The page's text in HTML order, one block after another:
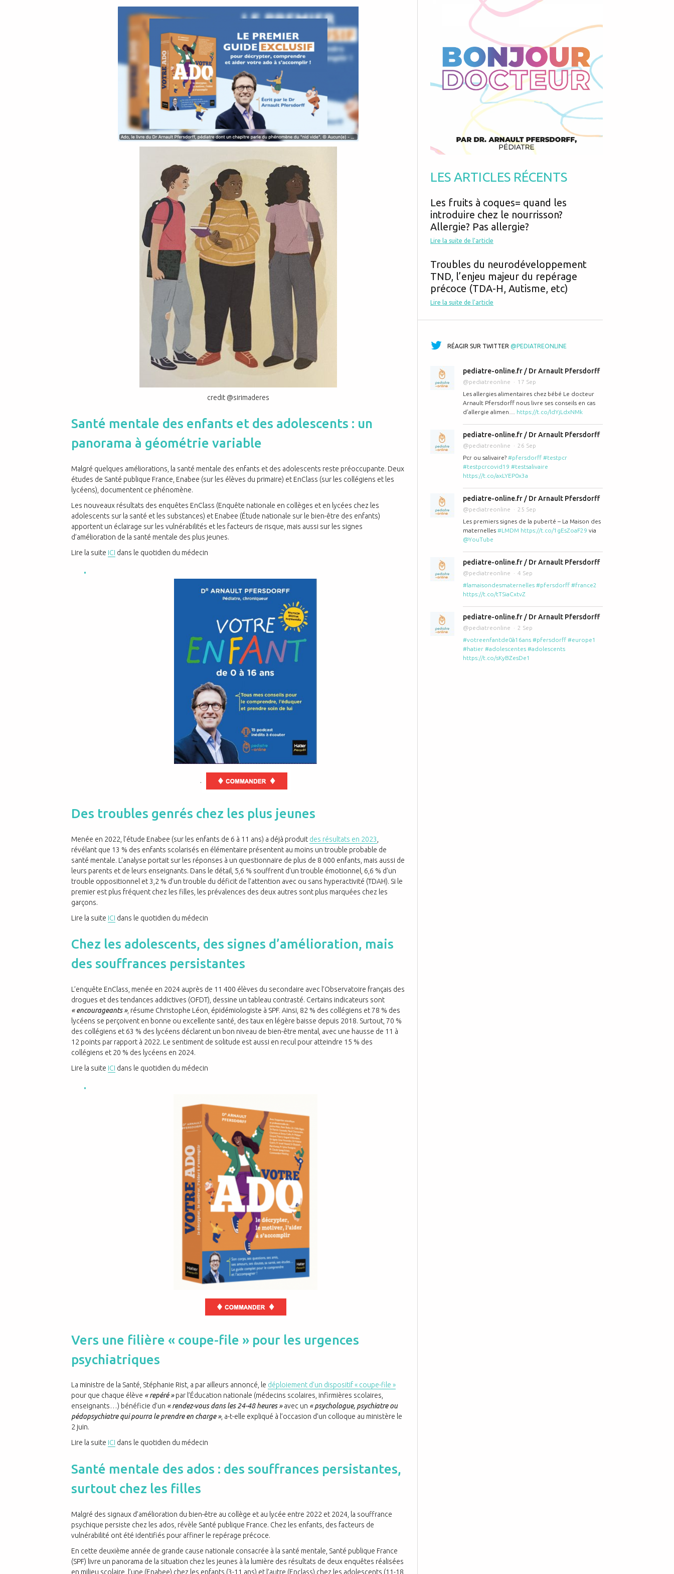
Asthme
Chirurgie
Comportement
Développement
Génétique
Grossesse
Handicap
Hygiène
Prématurés
Protection enfance
psychologie
Urgences
Vision
Voyages
credit @sirimaderes
Santé mentale des enfants et des adolescents : un
panorama à géométrie variable
Malgré quelques améliorations, la santé mentale des enfants et des adolescents reste préoccupante. Deux
études de Santé publique France, Enabee (sur les élèves du primaire) et EnClass (sur les collégiens et les
lycéens), documentent ce phénomène.
Les nouveaux résultats des enquêtes EnClass (Enquête nationale en collèges et en lycées chez les
adolescents sur la santé et les substances) et Enabee (Étude nationale sur le bien-être des enfants)
apportent un éclairage sur les vulnérabilités et les facteurs de risque, mais aussi sur les signes
d’amélioration de la santé mentale des plus jeunes.
Lire la suite ICI dans le quotidien du médecin
.
Des troubles genrés chez les plus jeunes
Menée en 2022, l’étude Enabee (sur les enfants de 6 à 11 ans) a déjà produit des résultats en 2023
révélant que 13 % des enfants scolarisés en élémentaire présentent au moins un trouble probable de
santé mentale. L’analyse portait sur les réponses à un questionnaire de plus de 8 000 enfants, mais aussi de
leurs parents et de leurs enseignants. Dans le détail, 5,6 % souffrent d’un trouble émotionnel, 6,6 % d’un
trouble oppositionnel et 3,2 % d’un trouble du déficit de l’attention avec ou sans hyperactivité (TDAH). Si le
premier est plus fréquent chez les filles, les prévalences des deux autres sont plus marquées chez les
garçons.
Lire la suite ICI dans le quotidien du médecin
Chez les adolescents, des signes d’amélioration, mais
des souffrances persistantes
L’enquête EnClass, menée en 2024 auprès de 11 400 élèves du secondaire avec l’Observatoire français des
drogues et des tendances addictives (OFDT), dessine un tableau contrasté. Certains indicateurs sont
« encourageants », résume Christophe Léon, épidémiologiste à SPF. Ainsi, 82 % des collégiens et 78 % des
lycéens se perçoivent en bonne ou excellente santé, des taux en légère baisse depuis 2018. Surtout, 70 %
des collégiens et 63 % des lycéens déclarent un bon niveau de bien-être mental, avec une hausse de 11 à
12 points par rapport à 2022. Le sentiment de solitude est aussi en recul pour atteindre 15 % des
collégiens et 20 % des lycéens en 2024.
Lire la suite ICI dans le quotidien du médecin
Vers une filière « coupe-file » pour les urgences
psychiatriques
La ministre de la Santé, Stéphanie Rist, a par ailleurs annoncé, le déploiement d’un dispositif « coupe-file »
pour que chaque élève « repéré »par l’Éducation nationale (médecins scolaires, infirmières scolaires,
enseignants…) bénéficie d’un « rendez-vous dans les 24-48 heures »avec un « psychologue, psychiatre ou
pédopsychiatre qui pourra le prendre en charge », a-t-elle expliqué à l’occasion d’un colloque au ministère le
2 juin.
Lire la suite ICI dans le quotidien du médecin
Santé mentale des ados : des souffrances persistantes,
surtout chez les filles
Malgré des signaux d’amélioration du bien-être au collège et au lycée entre 2022 et 2024, la souffrance
psychique persiste chez les ados, révèle Santé publique France. Chez les enfants, des facteurs de
vulnérabilité ont été identifiés pour affiner le repérage précoce.
En cette deuxième année de grande cause nationale consacrée à la santé mentale, Santé publique France
(SPF) livre un panorama de la situation chez les jeunes à la lumière des résultats de deux enquêtes réalisées
en milieu scolaire, l’une (Enabee) chez les enfants (3-11 ans) et l’autre (Enclass) chez les adolescents (11-18
LES ARTICLES RÉCENTS
Les fruits à coques= quand les
introduire chez le nourrisson?
Allergie? Pas allergie?
Lire la suite de l'article
Troubles du neurodéveloppement
TND, l’enjeu majeur du repérage
précoce (TDA-H, Autisme, etc)
Lire la suite de l'article
RÉAGIR SUR TWITTER @PEDIATREONLINE
pediatre-online.fr / Dr Arnault Pfersdorff
@pediatreonline
17 Sep
Les allergies alimentaires chez bébé Le docteur
Arnault Pfersdorff nous livre ses conseils en cas
d’allergie alimen… https://t.co/ldYjLdxNMk
pediatre-online.fr / Dr Arnault Pfersdorff
@pediatreonline
26 Sep
Pcr ou salivaire? #pfersdorff #testpcr
#testpcrcovid19 #testsalivaire
https://t.co/axLYEP0x3a
pediatre-online.fr / Dr Arnault Pfersdorff
@pediatreonline
25 Sep
Les premiers signes de la puberté – La Maison des
maternelles #LMDM https://t.co/1gEsZoaF29 via
@YouTube
pediatre-online.fr / Dr Arnault Pfersdorff
@pediatreonline
4 Sep
#lamaisondesmaternelles #pfersdorff #france2
https://t.co/tTSiaCxtvZ
pediatre-online.fr / Dr Arnault Pfersdorff
@pediatreonline
2 Sep
#votreenfantde0à16ans #pfersdorff #europe1
#hatier #adolescentes #adolescents
https://t.co/sKyBZesDe1